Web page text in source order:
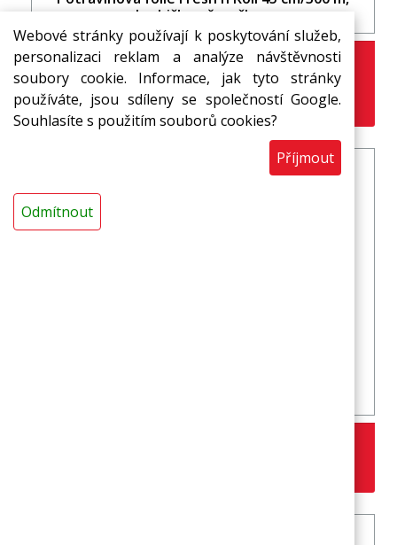
Webové stránky používají k poskytování služeb,
personalizaci reklam a analýze návštěvnosti
soubory cookie. Informace, jak tyto stránky
používáte, jsou sdíleny se společností Google.
Souhlasíte s použitím souborů cookies?
Příjmout
Odmítnout
krabička s řezačkou
444,00 Kčs DPH / ks
Nakoupit ZDE
www.potravinovafolie.cz